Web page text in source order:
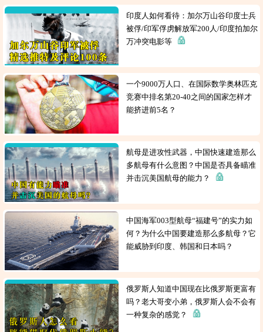
印度人如何看待：加尔万山谷印度士兵
被俘/印军俘虏解放军200人/印度拍加尔
万冲突电影等
一个9000万人口、在国际数学奥林匹克
竞赛中排名第20-40之间的国家怎样才
能挤进前5名？
航母是进攻性武器，中国快速建造那么
多航母有什么意图？中国是否具备瞄准
并击沉美国航母的能力？
中国海军003型航母“福建号”的实力如
何？为什么中国要建造那么多航母？它
能威胁到印度、韩国和日本吗？
俄罗斯人知道中国现在比俄罗斯更富有
吗？老大哥变小弟，俄罗斯人会不会有
一种复杂的感觉？